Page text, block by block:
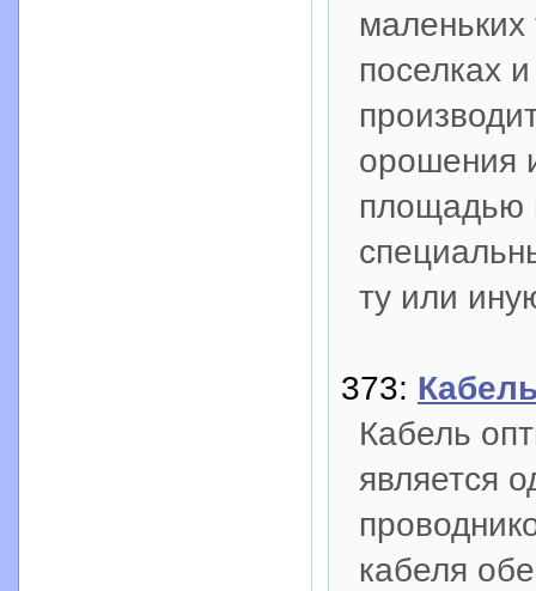
поселках
орошения
площадью
ту или
373:
Кабель
является
кабеля